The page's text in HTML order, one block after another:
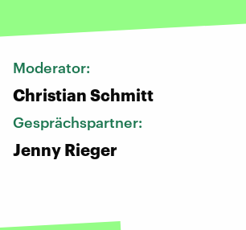
Moderator:
Christian Schmitt
Gesprächspartner:
Jenny Rieger